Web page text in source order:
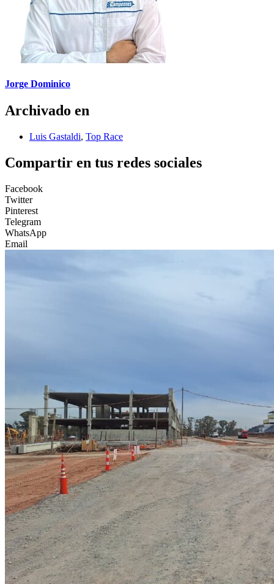
Jorge Dominico
Archivado en
Luis Gastaldi, Top Race
Compartir en tus redes sociales
Facebook
Twitter
Pinterest
Telegram
WhatsApp
Email